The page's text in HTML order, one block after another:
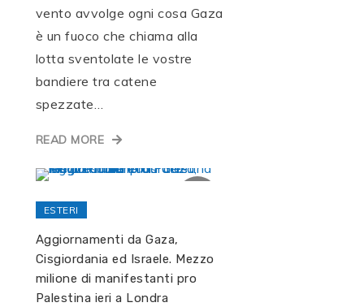
vento avvolge ogni cosa Gaza
è un fuoco che chiama alla
lotta sventolate le vostre
bandiere tra catene
spezzate…
READ MORE
ESTERI
Aggiornamenti da Gaza,
Cisgiordania ed Israele. Mezzo
milione di manifestanti pro
Palestina ieri a Londra